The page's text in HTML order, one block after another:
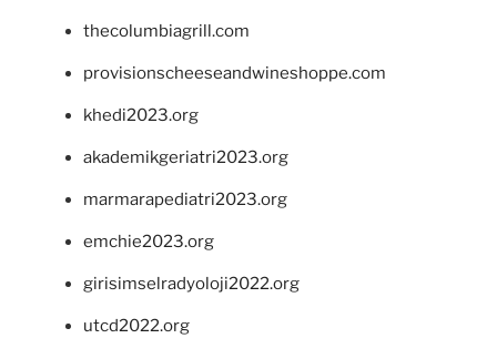
thecolumbiagrill.com
provisionscheeseandwineshoppe.com
khedi2023.org
akademikgeriatri2023.org
marmarapediatri2023.org
emchie2023.org
girisimselradyoloji2022.org
utcd2022.org